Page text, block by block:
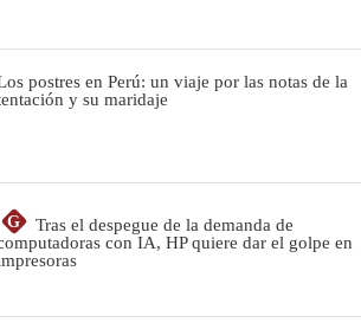
postres en Perú: un viaje por las notas de la
y su maridaje
G
Tras el despegue de la demanda de
con IA, HP quiere dar el golpe en